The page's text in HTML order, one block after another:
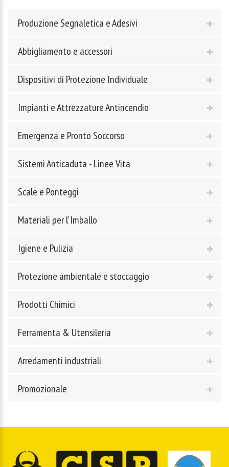
Produzione Segnaletica e Adesivi
Abbigliamento e accessori
Dispositivi di Protezione Individuale
Impianti e Attrezzature Antincendio
Emergenza e Pronto Soccorso
Sistemi Anticaduta - Linee Vita
Scale e Ponteggi
Materiali per l'Imballo
Igiene e Pulizia
Protezione ambientale e stoccaggio
Prodotti Chimici
Ferramenta & Utensileria
Arredamenti industriali
Promozionale